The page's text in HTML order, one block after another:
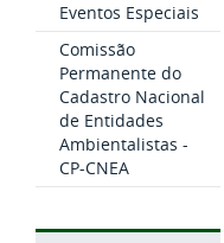
Eventos Especiais
Comissão
Permanente do
Cadastro Nacional
de Entidades
Ambientalistas -
CP-CNEA